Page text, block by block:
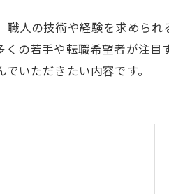
職人の技術や経験を求めら
くの若手や転職希望者が注
いただきたい内容です。